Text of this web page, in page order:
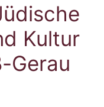
Kultur
Gerau